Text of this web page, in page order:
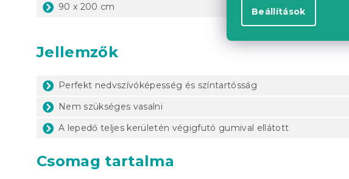
Beállítások
90 x 200 cm
Jellemzők
Perfekt nedvszívóképesség és színtartósság
Nem szükséges vasalni
A lepedő teljes kerületén végigfutó gumival ellátott
Csomag tartalma